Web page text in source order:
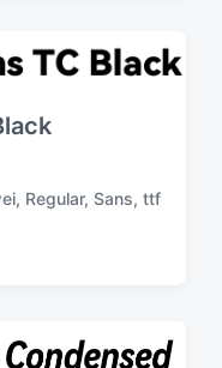
, Regular, Sans, ttf